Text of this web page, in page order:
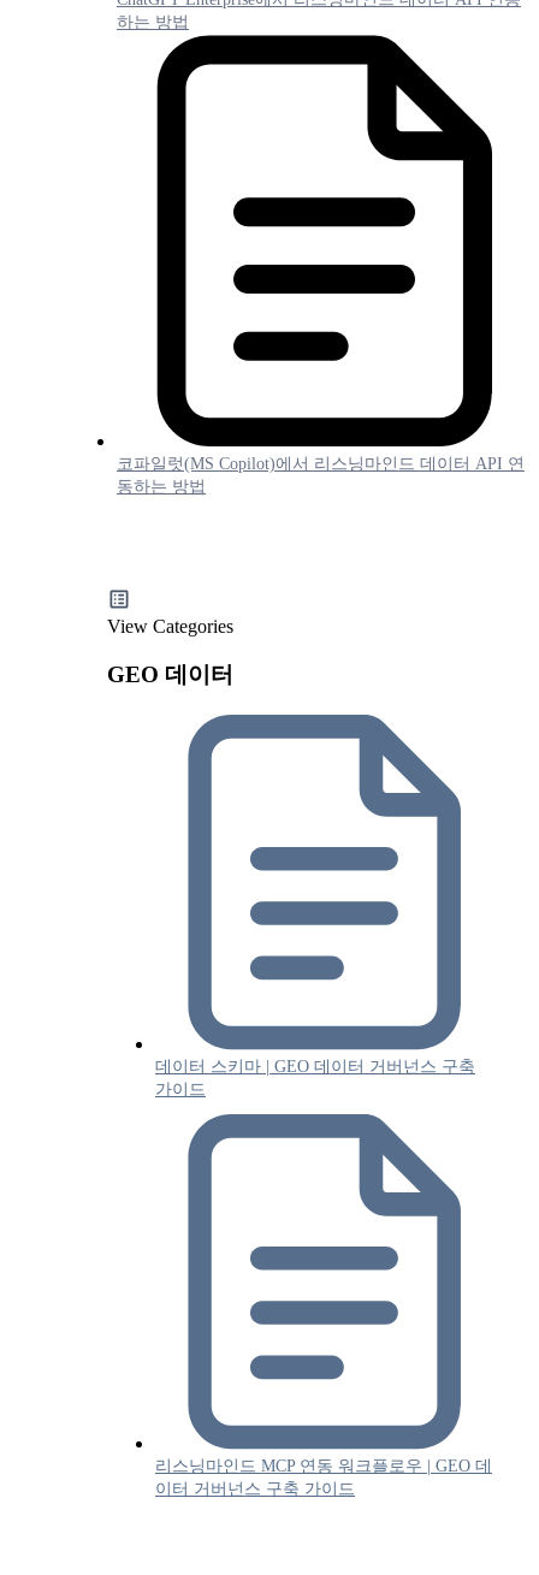
하는 방법
코파일럿(MS Copilot)에서 리스닝마인드 데이터 API 연
동하는 방법
View Categories
GEO 데이터
데이터 스키마 | GEO 데이터 거버넌스 구축
가이드
리스닝마인드 MCP 연동 워크플로우 | GEO 데
이터 거버넌스 구축 가이드